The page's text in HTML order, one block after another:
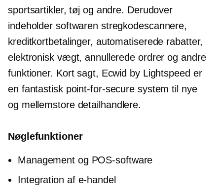
sportsartikler, tøj og andre. Derudover
indeholder softwaren stregkodescannere,
kreditkortbetalinger, automatiserede rabatter,
elektronisk vægt, annullerede ordrer og andre
funktioner. Kort sagt, Ecwid by Lightspeed er
en fantastisk point-for-secure system til nye
og mellemstoredetailhandlere.
Nøglefunktioner
Management og POS-software
Integration af e-handel